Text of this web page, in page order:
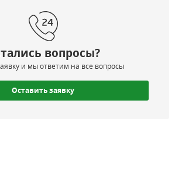
вопросы?
и мы ответим на все вопросы
Оставить заявку